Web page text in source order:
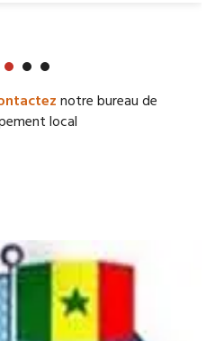
notre bureau de
local